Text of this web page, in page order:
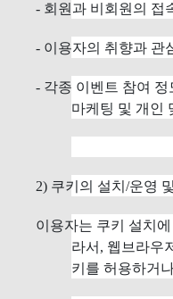
- 회원과 비회원의 접
- 이용자의 취향과 관
- 각종 이벤트 참여
마케팅 및 개인
2) 쿠키의 설치/운영
이용자는 쿠키 설치
라서, 웹브라우
키를 허용하거